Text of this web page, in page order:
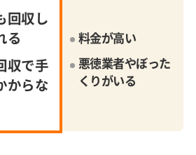
回収し
る
収で手
からな
料金が高い
悪徳業者やぼった
くりがいる